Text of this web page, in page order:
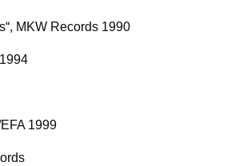
MKW Records 1990
1999